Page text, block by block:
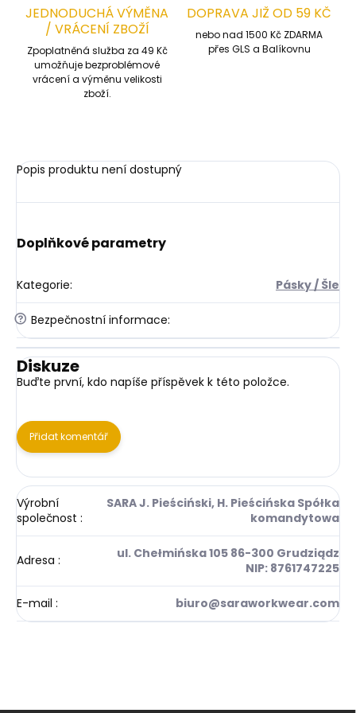
JEDNODUCHÁ VÝMĚNA
/ VRÁCENÍ ZBOŽÍ
Zpoplatněná služba za 49 Kč
umožňuje bezproblémové
vrácení a výměnu velikosti
zboží.
DOPRAVA JIŽ OD 59 KČ
nebo nad 1500 Kč ZDARMA
přes GLS a Balíkovnu
Popis produktu není dostupný
Doplňkové parametry
Kategorie: Pásky / Šle
? Bezpečnostní informace:
Diskuze
Buďte první, kdo napíše příspěvek k této položce.
Přidat komentář
Výrobní
společnost :
SARA J. Pieściński, H. Pieścińska Spółka
komandytowa
Adresa :
ul. Chełmińska 105 86-300 Grudziądz
NIP: 8761747225
E-mail : biuro@saraworkwear.com